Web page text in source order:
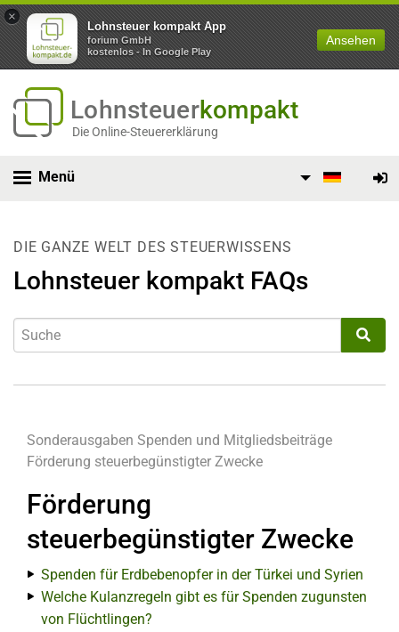
×
Lohnsteuer kompakt App
forium GmbH
kostenlos - In Google Play
Ansehen
Lohnsteuerkompakt
Die Online-Steuererklärung
Menü
DIE GANZE WELT DES STEUERWISSENS
Lohnsteuer kompakt FAQs
Sonderausgaben Spenden und Mitgliedsbeiträge
Förderung steuerbegünstigter Zwecke
Förderung
steuerbegünstigter Zwecke
Spenden für Erdbebenopfer in der Türkei und Syrien
Welche Kulanzregeln gibt es für Spenden zugunsten
von Flüchtlingen?